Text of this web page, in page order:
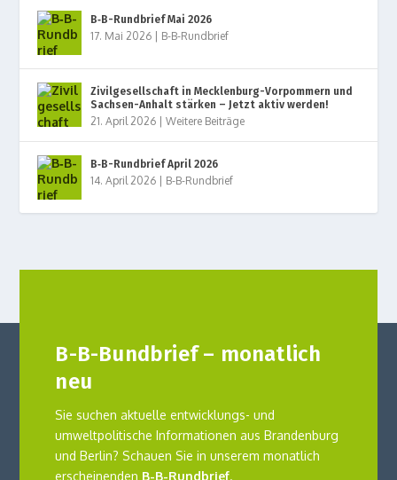
B‑B-Rundbrief Mai 2026
17. Mai 2026 | B-B-Rundbrief
Zivilgesellschaft in Mecklenburg-Vorpommern und
Sachsen-Anhalt stärken – Jetzt aktiv werden!
21. April 2026 |Weitere Beiträge
B‑B-Rundbrief April 2026
14. April 2026 | B-B-Rundbrief
B-B-Bundbrief – monatlich
neu
Sie suchen aktuelle entwicklungs- und
umweltpolitische Informationen aus Brandenburg
und Berlin? Schauen Sie in unserem monatlich
erscheinenden B-B-Rundbrief.